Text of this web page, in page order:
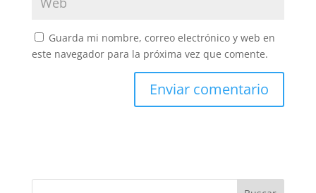
Guarda mi nombre, correo electrónico y web en
este navegador para la próxima vez que comente.